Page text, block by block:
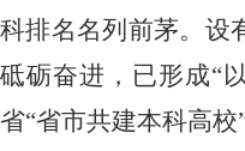
科排名名列前茅。设
砥砺奋进，已形成“
省“省市共建本科高